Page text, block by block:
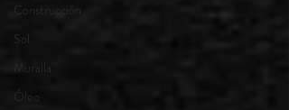
Construcción
Sol
Muralla
Óleo